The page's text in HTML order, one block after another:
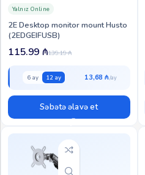
2E Desktop monitor mount Husto
(2EDGEIFUSB)
Yalnız Online
139.19₼
115.99 ₼
6 ay 12 ay 13,68 ₼
Səbətə əlavə et